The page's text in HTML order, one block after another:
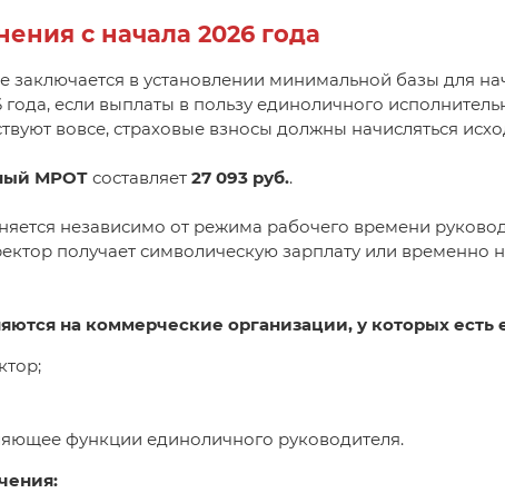
с начала 2026 года
заключается в установлении минимальной базы для
года, если выплаты в пользу единоличного
вовсе, страховые взносы должны начисляться
МРОТ составляет 27 093 руб..
независимо от режима рабочего времени
получает символическую зарплату или временно
на коммерческие организации, у которых
функции единоличного руководителя.